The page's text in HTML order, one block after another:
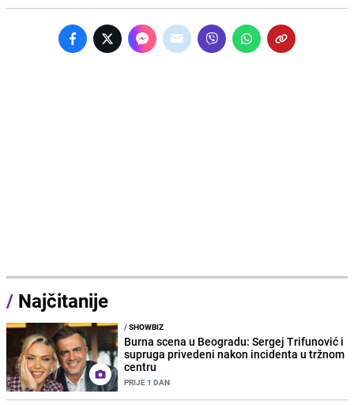
/ Najčitanije
/SHOWBIZ
Burna scena u Beogradu: Sergej Trifunović i
supruga privedeni nakon incidenta u tržnom
centru
PRIJE 1 DAN